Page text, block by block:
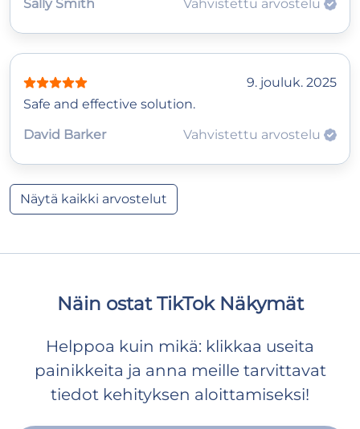
Sally Smith
Vahvistettu arvostelu
9. jouluk. 2025
Safe and effective solution.
David Barker
Vahvistettu arvostelu
Näytä kaikki arvostelut
Näin ostat TikTok Näkymät
Helppoa kuin mikä: klikkaa useita
painikkeita ja anna meille tarvittavat
tiedot kehityksen aloittamiseksi!